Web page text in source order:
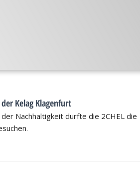
der Kelag Klagenfurt
Nachhaltigkeit durfte die 2CHEL die